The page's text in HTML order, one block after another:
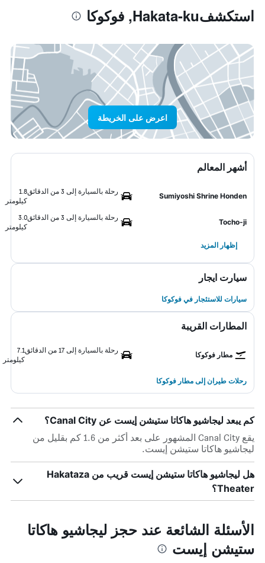
استكشفHakata-ku, فوكوكا
اعرض على الخريطة
أشهر المعالم
Sumiyoshi Shrine Honden
رحلة بالسيارة إلى 3 من الدقائق
1.8
كيلومتر
Tocho-ji
رحلة بالسيارة إلى 3 من الدقائق
3.0
كيلومتر
إظهار المزيد
سيارت ايجار
سيارات للاستئجار في فوكوكا
المطارات القريبة
مطار فوكوكا
رحلة بالسيارة إلى 17 من الدقائق
7.1
كيلومتر
رحلات طيران إلى مطار فوكوكا
كم يبعد ليجاشيو هاكاتا ستيشن إيست عن Canal City؟
يقع Canal City المشهور على بعد أكثر من 1.6 كم بقليل من
ليجاشيو هاكاتا ستيشن إيست.
هل ليجاشيو هاكاتا ستيشن إيست قريب من Hakataza
Theater؟
الأسئلة الشائعة عند حجز ليجاشيو هاكاتا
ستيشن إيست